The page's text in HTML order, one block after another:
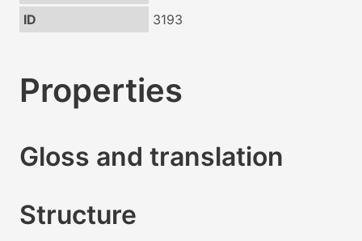
ID
3193
Properties
Gloss and translation
Structure